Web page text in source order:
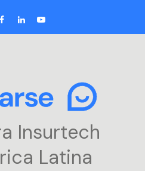
FACEBOOK
LINKEDIN
YOUTUBE
Insurtech
Latina